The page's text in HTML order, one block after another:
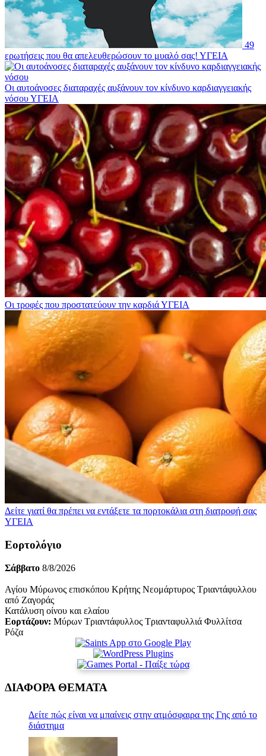
49
ερωτήσεις που θα απελευθερώσουν το μυαλό σας! ΥΓΕΙΑ
Οι αυτοάνοσες διαταραχές αυξάνουν τον κίνδυνο καρδιαγγειακής
νόσουΥΓΕΙΑ
Οι τροφές που προστατεύουν την καρδιάΥΓΕΙΑ
Δείτε γιατί θα πρέπει να εντάξετε τα πορτοκάλια στη διατροφή σας
ΥΓΕΙΑ
Εορτολόγιο
Σάββατο 8/8/2026
Αγίου Μύρωνος επισκόπου Κρήτης Νεομάρτυρος Τριαντάφυλλου
από Ζαγοράς
Κατάλυση οίνου και ελαίου
Εορτάζουν: Μύρων Τριαντάφυλλος Τριανταφυλλιά Φυλλίτσα
Ρόζα
ΔΙΑΦΟΡΑ ΘΕΜΑΤΑ
Δείτε πώς είναι να μπαίνεις στην ατμόσφαιρα της Γης από το
διάστημα